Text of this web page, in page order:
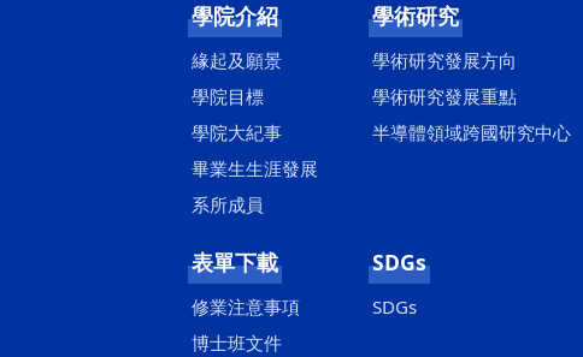
學院介紹
緣起及願景
學院目標
學院大紀事
畢業生生涯發展
系所成員
學術研究
學術研究發展方向
學術研究發展重點
半導體領域跨國研究中心
表單下載
修業注意事項
博士班文件
SDGs
SDGs